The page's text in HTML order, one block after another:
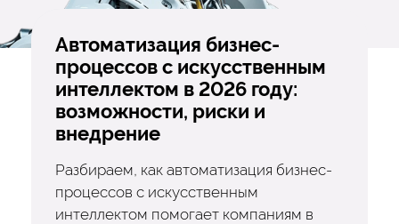
Автоматизация бизнес-
процессов с искусственным
интеллектом в 2026 году:
возможности, риски и
внедрение
Разбираем, как автоматизация бизнес-
процессов с искусственным
интеллектом помогает компаниям в